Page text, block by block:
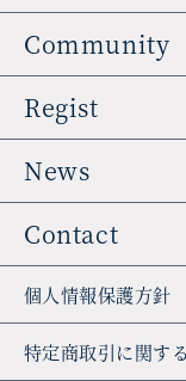
Community
Regist
News
Contact
個人情報保護方針
特定商取引に関す